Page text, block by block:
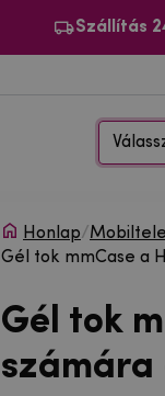
Szállítás
Honlap/
Gél tok mmCase a
Gél tok